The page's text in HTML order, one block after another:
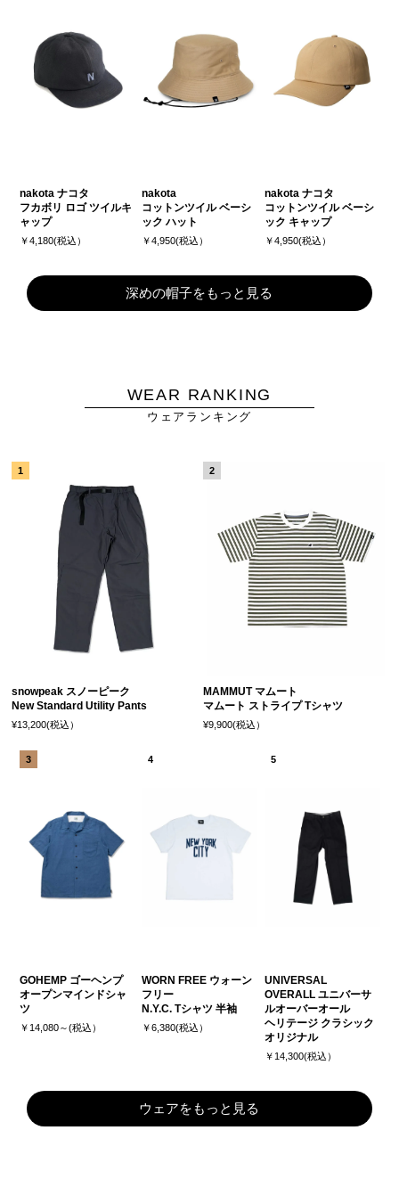
nakota ナコタ
フカボリ ロゴ ツイルキ
ャップ
￥4,180(税込）
nakota
コットンツイル ベーシ
ック ハット
￥4,950(税込）
nakota ナコタ
コットンツイル ベーシ
ック キャップ
￥4,950(税込）
深めの帽子をもっと見る
WEAR RANKING
ウェアランキング
snowpeak スノーピーク
New Standard Utility Pants
¥13,200(税込）
MAMMUT マムート
マムート ストライプ Tシャツ
¥9,900(税込）
GOHEMP ゴーヘンプ
オープンマインドシャ
ツ
￥14,080～(税込）
WORN FREE ウォーン
フリー
N.Y.C. Tシャツ 半袖
￥6,380(税込）
UNIVERSAL
OVERALL ユニバーサ
ルオーバーオール
ヘリテージ クラシック
オリジナル
￥14,300(税込）
ウェアをもっと見る